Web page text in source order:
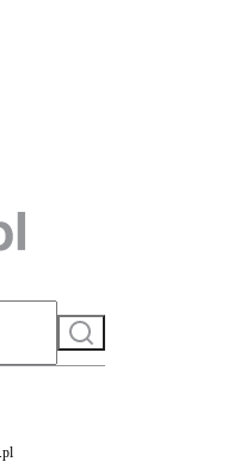
Szukaj
do serwisu
się w nowej karcie
otwiera się w nowej karcie